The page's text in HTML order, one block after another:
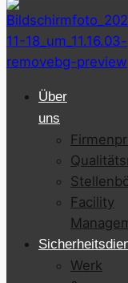
Über
uns
Facility
Werk